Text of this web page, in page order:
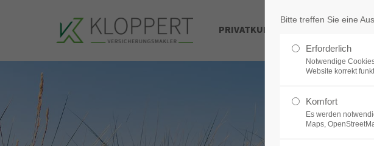
PRIVATKUNDEN
Bitte treffen Sie eine
Erforderlich
Notwendige
Website korrekt
Komfort
Es werden
Maps,